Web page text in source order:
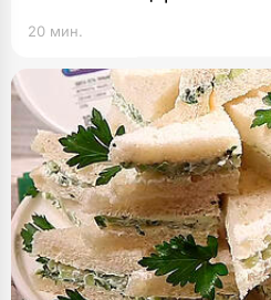
20 мин.